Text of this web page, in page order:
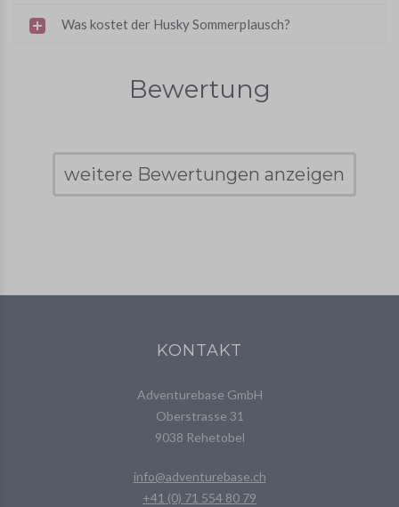
Was kostet der Husky Sommerplausch?
Bewertung
weitere Bewertungen anzeigen
KONTAKT
Adventurebase GmbH
Oberstrasse 31
9038 Rehetobel
info@adventurebase.ch
+41 (0) 71 554 80 79